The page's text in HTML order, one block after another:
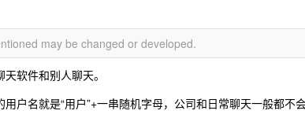
may be changed or developed.
软件和别人聊天。
户名就是“用户”+一串随机字母，公司和日常聊天一般都不